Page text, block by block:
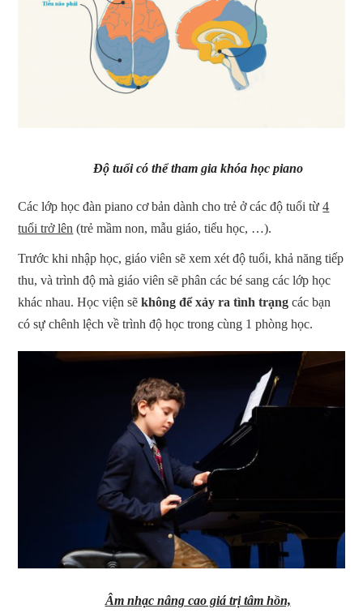
Độ tuổicó thể tham gia khóa học piano
Các lớp học đàn piano cơ bản dành cho trẻ ở các độ tuổi từ4
tuổi trở lên (trẻ mầm non, mẫu giáo, tiểu học, …).
Trước khi nhập học, giáo viên sẽ xem xét độ tuổi, khả năng tiếp
thu, và trình độ mà giáo viên sẽ phân các bé sang các lớp học
khác nhau. Học viện sẽkhông để xảy ra tình trạng các bạn
có sự chênh lệch về trình độ học trong cùng 1 phòng học.
Âm nhạc nâng cao giá trị tâm hồn,